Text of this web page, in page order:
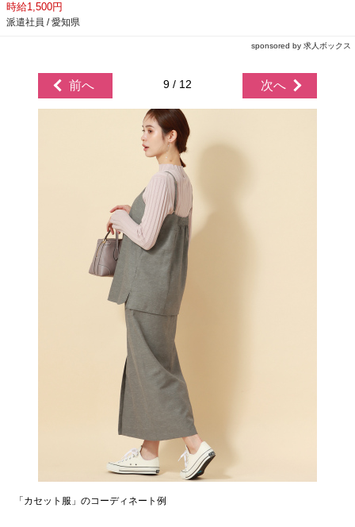
時給1,500円
派遣社員 / 愛知県
sponsored by 求人ボックス
前へ 9 / 12 次へ
「カセット服」のコーディネート例